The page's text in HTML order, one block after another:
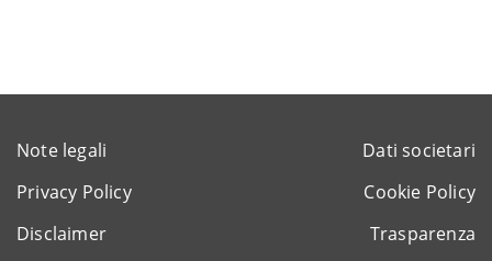
Note legali
Dati societari
Privacy Policy
Cookie Policy
Disclaimer
Trasparenza